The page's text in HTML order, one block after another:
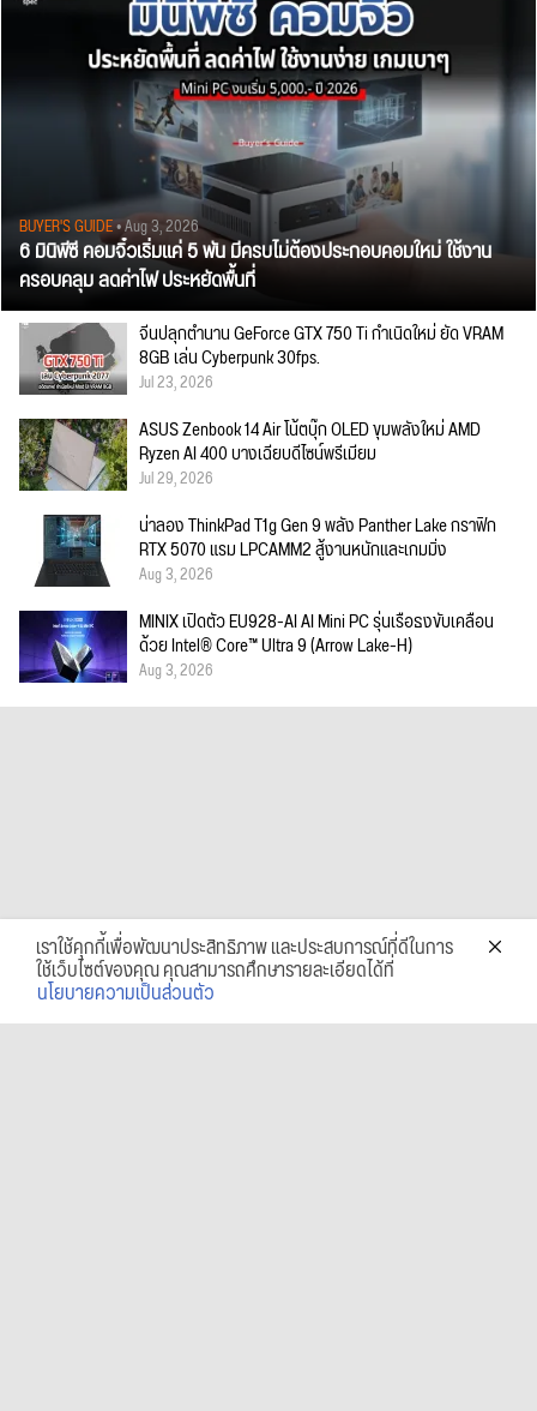
BUYER'S GUIDE• Aug 3, 2026
6 มินิพีซี คอมจิ๋วเริ่มแค่ 5 พัน มีครบไม่ต้องประกอบคอมใหม่ ใช้งาน
ครอบคลุม ลดค่าไฟ ประหยัดพื้นที่
จีนปลุกตำนาน GeForce GTX 750 Ti กำเนิดใหม่ ยัด VRAM
8GB เล่น Cyberpunk 30fps.
Jul 23, 2026
ASUS Zenbook 14 Air โน้ตบุ๊ก OLED ขุมพลังใหม่ AMD
Ryzen AI 400 บางเฉียบดีไซน์พรีเมียม
Jul 29, 2026
น่าลอง ThinkPad T1g Gen 9 พลัง Panther Lake กราฟิก
RTX 5070 แรม LPCAMM2 สู้งานหนักและเกมมิ่ง
Aug 3, 2026
MINIX เปิดตัว EU928-AI AI Mini PC รุ่นเรือธงขับเคลื่อน
ด้วย Intel® Core™ Ultra 9 (Arrow Lake-H)
Aug 3, 2026
เราใช้คุกกี้เพื่อพัฒนาประสิทธิภาพ และประสบการณ์ที่ดีในการ
ใช้เว็บไซต์ของคุณ คุณสามารถศึกษารายละเอียดได้ที่
นโยบายความเป็นส่วนตัว